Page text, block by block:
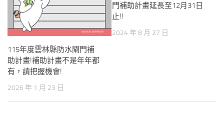
115年度雲林縣防水閘門補
助計畫!補助計畫不是年年都
有，請把握機會!
2026 年 1 月 23 日
門補助計畫延長至12月31日
止!!
2024 年 8 月 27 日